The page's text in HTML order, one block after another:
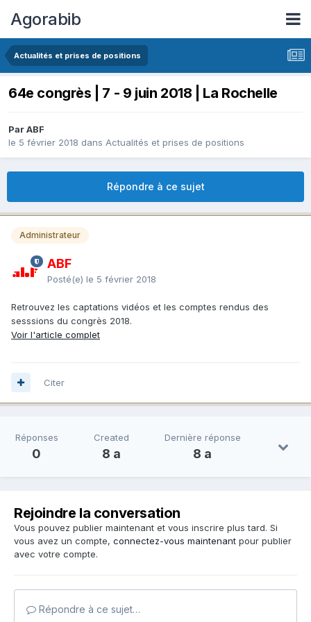
Agorabib
Actualités et prises de positions
64e congrès | 7 - 9 juin 2018 | La Rochelle
Par ABF
le 5 février 2018 dans Actualités et prises de positions
Répondre à ce sujet
Administrateur
ABF
Posté(e) le 5 février 2018
Retrouvez les captations vidéos et les comptes rendus des
sesssions du congrès 2018.
Voir l'article complet
Citer
Réponses
0
Created
8 a
Dernière réponse
8 a
Rejoindre la conversation
Vous pouvez publier maintenant et vous inscrire plus tard. Si
vous avez un compte, connectez-vous maintenant pour publier
avec votre compte.
Répondre à ce sujet…